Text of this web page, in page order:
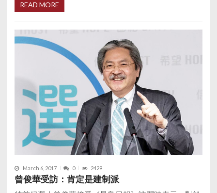
READ MORE
March 6, 2017 0 2429
曾俊華受訪：肯定是建制派